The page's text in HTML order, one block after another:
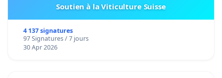
Soutien à la Viticulture Suisse
4 137 signatures
97 Signatures / 7 jours
30 Apr 2026